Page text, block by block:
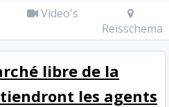
Video's
Reisschema
libre de la
les agents